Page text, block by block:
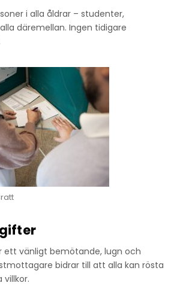
i alla åldrar – studenter,
däremellan. Ingen tidigare
ett vänligt bemötande, lugn och
bidrar till att alla kan rösta
villkor.